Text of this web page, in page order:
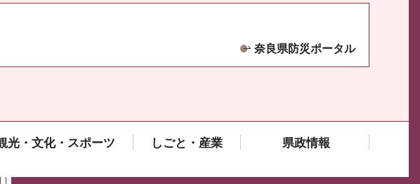
奈良県防災ポータル
光・文化・スポーツ しごと・産業 県政情報